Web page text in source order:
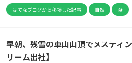
はてなブログから移項した記事 自然 食
早朝、残雪の車山山頂でメスティ
リーム出社】